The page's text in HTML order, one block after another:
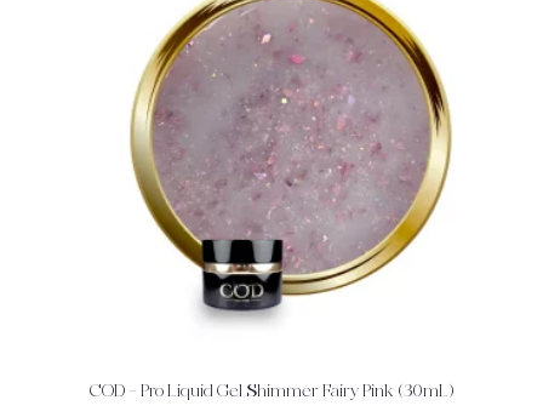
ACHETEZ DÉTAILS
COD – Pro Liquid Gel Shimmer Fairy Pink (30mL)